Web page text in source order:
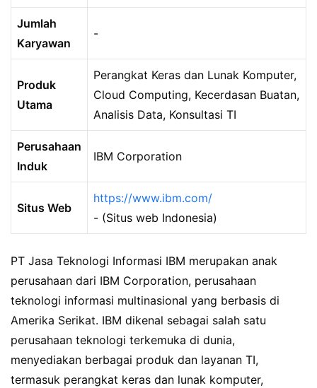
Jumlah
Karyawan
-
Produk
Utama
Perangkat Keras dan Lunak Komputer,
Cloud Computing, Kecerdasan Buatan,
Analisis Data, Konsultasi TI
Perusahaan
Induk
IBM Corporation
Situs Web
https://www.ibm.com/
- (Situs web Indonesia)
PT Jasa Teknologi Informasi IBM merupakan anak
perusahaan dari IBM Corporation, perusahaan
teknologi informasi multinasional yang berbasis di
Amerika Serikat. IBM dikenal sebagai salah satu
perusahaan teknologi terkemuka di dunia,
menyediakan berbagai produk dan layanan TI,
termasuk perangkat keras dan lunak komputer,